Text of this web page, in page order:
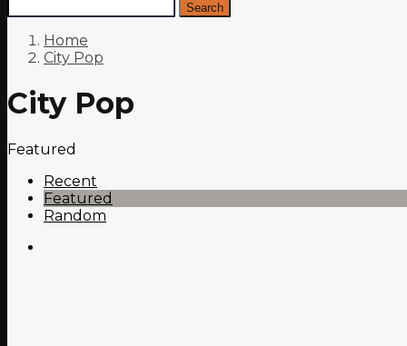
Search
Home
City Pop
City Pop
Featured
Recent
Featured
Random